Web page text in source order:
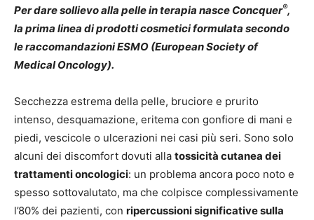
Per dare sollievo alla pelle in terapia nasce Concquer®,
la prima linea di prodotti cosmetici formulata secondo
le raccomandazioni ESMO (European Society of
Medical Oncology).
Secchezza estrema della pelle, bruciore e prurito
intenso, desquamazione, eritema con gonfiore di mani e
piedi, vescicole o ulcerazioni nei casi più seri. Sono solo
alcuni dei discomfort dovuti alla tossicità cutanea dei
trattamenti oncologici: un problema ancora poco noto e
spesso sottovalutato, ma che colpisce complessivamente
l’80% dei pazienti, con ripercussioni significative sulla